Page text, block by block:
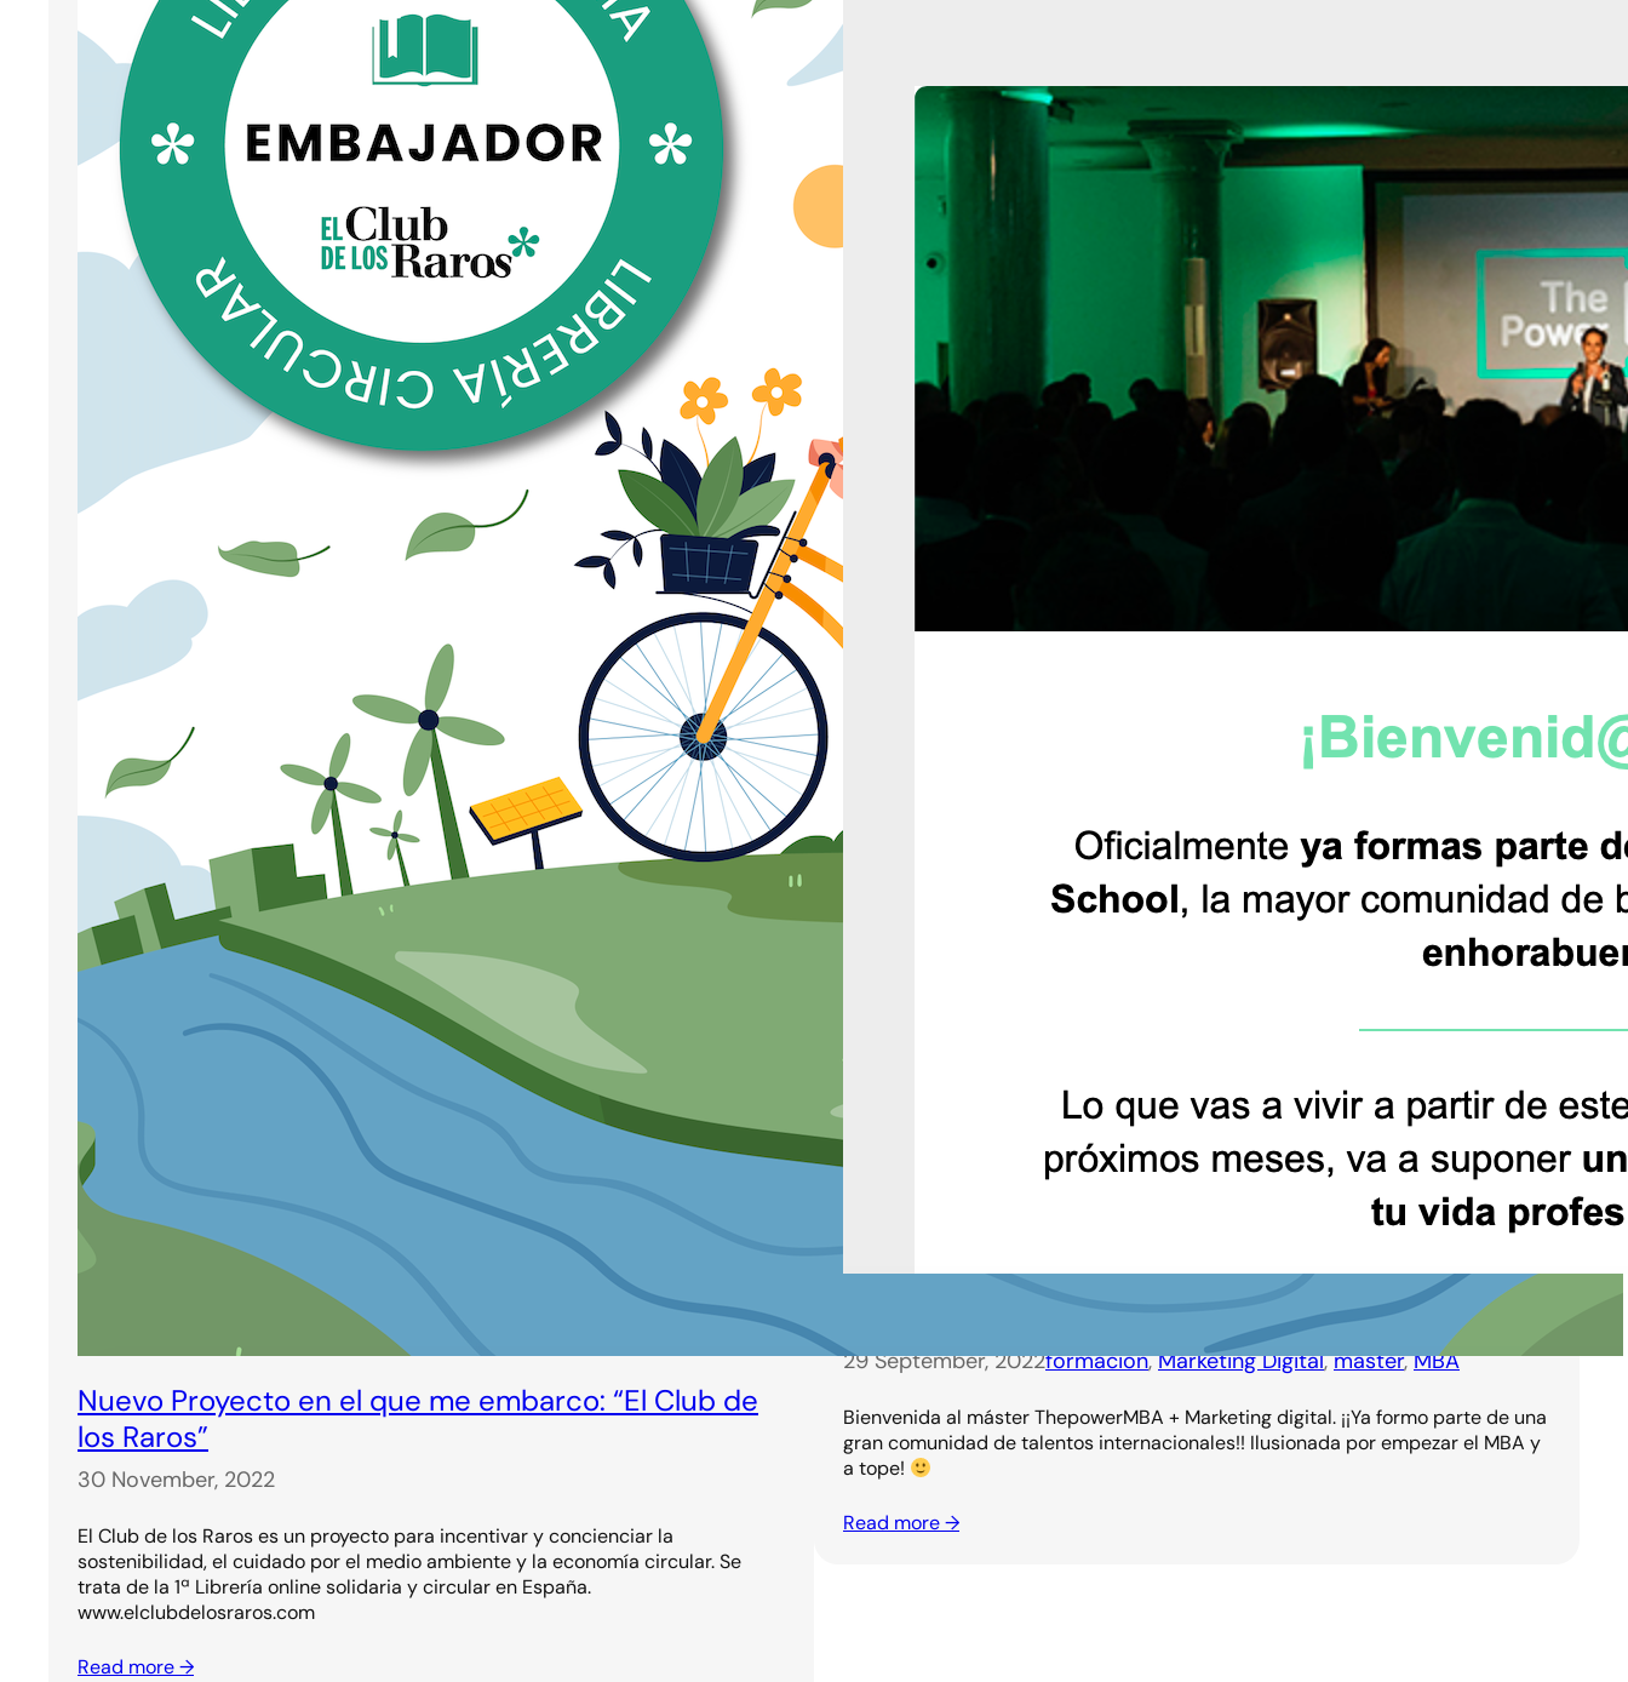
Nuevo Proyecto en el que me embarco: “El Club de
los Raros”
30 November, 2022
El Club de los Raros es un proyecto para incentivar y concienciar la
sostenibilidad, el cuidado por el medio ambiente y la economía circular. Se
trata de la 1ª Librería online solidaria y circular en España.
www.elclubdelosraros.com
Read more →
29 September, 2022formación, Marketing Digital, máster, MBA
Bienvenida al máster ThepowerMBA + Marketing digital. ¡¡Ya formo parte de una
gran comunidad de talentos internacionales!! Ilusionada por empezar el MBA y
a tope!
Read more →